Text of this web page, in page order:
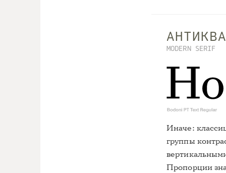
MODERN SERIF
Иначе:
группы
Пропорции